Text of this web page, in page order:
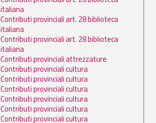
italiana
Contributi provinciali art. 28 biblioteca
italiana
Contributi provinciali art. 28 biblioteca
italiana
Contributi provinciali attrezzature
Contributi provinciali cultura
Contributi provinciali cultura
Contributi provinciali cultura
Contributi provinciali cultura
Contributi provinciali cultura
Contributi provinciali cultura